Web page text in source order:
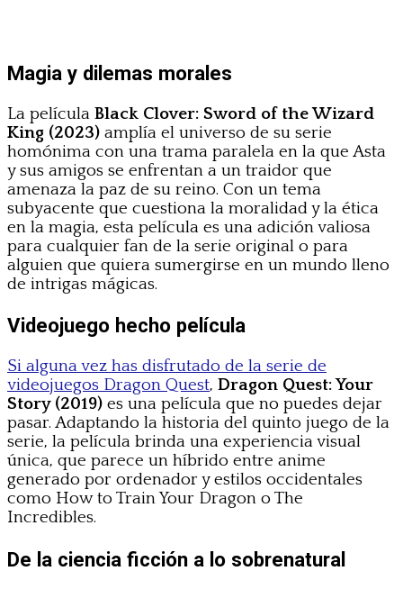
Magia y dilemas morales
La película Black Clover: Sword of the Wizard
King (2023) amplía el universo de su serie
homónima con una trama paralela en la que Asta
y sus amigos se enfrentan a un traidor que
amenaza la paz de su reino. Con un tema
subyacente que cuestiona la moralidad y la ética
en la magia, esta película es una adición valiosa
para cualquier fan de la serie original o para
alguien que quiera sumergirse en un mundo lleno
de intrigas mágicas.
Videojuego hecho película
Si alguna vez has disfrutado de la serie de
videojuegos Dragon Quest, Dragon Quest: Your
Story (2019) es una película que no puedes dejar
pasar. Adaptando la historia del quinto juego de la
serie, la película brinda una experiencia visual
única, que parece un híbrido entre anime
generado por ordenador y estilos occidentales
como How to Train Your Dragon o The
Incredibles.
De la ciencia ficción a lo sobrenatural